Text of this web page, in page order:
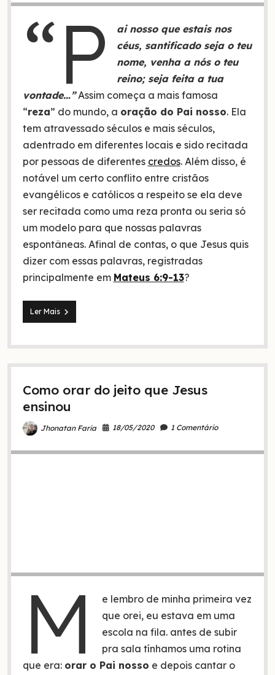
“P
ai nosso que estais nos
céus, santificado seja o teu
nome, venha a nós o teu
reino; seja feita a tua
vontade…”Assim começa a mais famosa
“reza” do mundo, a oração do Pai nosso. Ela
tem atravessado séculos e mais séculos,
adentrado em diferentes locais e sido recitada
por pessoas de diferentes credos. Além disso, é
notável um certo conflito entre cristãos
evangélicos e católicos a respeito se ela deve
ser recitada como uma reza pronta ou seria só
um modelo para que nossas palavras
espontâneas. Afinal de contas, o que Jesus quis
dizer com essas palavras, registradas
principalmente em Mateus 6:9-13?
Ler MaisOração
do
nosso,
reza
ou
um
Como orar do jeito que Jesus
ensinou
Jhonatan Faria 18/05/2020 1 Comentário
M
e lembro de minha primeira vez
que orei, eu estava em uma
escola na fila. antes de subir
pra sala tínhamos uma rotina
que era: orar o Pai nosso e depois cantar o